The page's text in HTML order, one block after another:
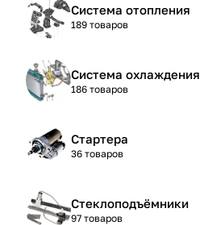
Система отопления
189 товаров
Система охлаждения
186 товаров
Стартера
36 товаров
Стеклоподъёмники
97 товаров